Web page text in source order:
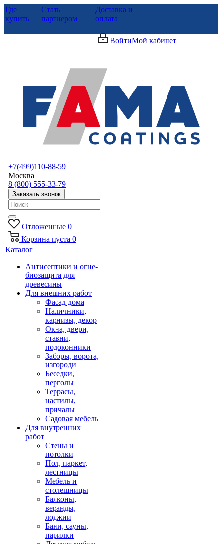
Где
купить
Стать
партнером
Доставка и
оплата
ВойтиМой кабинет
+7(499)110-88-59
Москва
8 (800) 555-33-79
Заказать звонок
Отложенные 0
Корзина пуста 0
Каталог
Антисептики и огне-
биозащита для
древесины
Для внешних работ
Фасад дома
Наличники,
карнизы, декор
Окна, двери,
ставни,
подоконники
Заборы, ворота,
изгороди
Беседки,
перголы
Террасы,
настилы,
причалы
Садовая мебель
Для внутренних
работ
Стены и
потолки
Пол, паркет,
лестницы
Мебель и
столешницы
Балконы,
веранды,
лоджии
Бани, сауны,
парилки